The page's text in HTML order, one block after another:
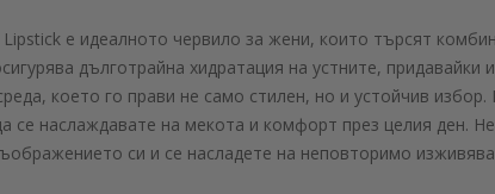
Lipstick е идеалното червило за жени, които търсят
дълготрайна хидратация на устните,
което го прави не само стилен, но и устойчив
се наслаждавате на мекота и комфорт през целия ден.
си и се насладете на неповторимо